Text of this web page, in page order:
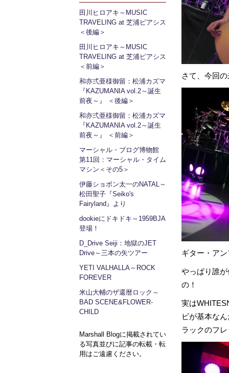
田川ヒロアキ～MUSIC
TRAVELING at 芝浦ピアシス
＜後編＞
田川ヒロアキ～MUSIC
TRAVELING at 芝浦ピアシス
＜前編＞
和亦弍亜様御留：松浦カズマ
『KAZUMANIA vol.2～誕生
前夜～』 ＜後編＞
和亦弍亜様御留：松浦カズマ
『KAZUMANIA vol.2～誕生
前夜～』 ＜前編＞
マーシャル・ブログ博物館
第11回：マーシャル・タイム
マシン＜その5＞
伊藤ショボン太一のNATAL～
松田聖子『Seiko's
Fairyland』より
dookieにドキドキ～1959BJA
登場！
D_Drive Seiji：地獄のJET
Drive～三本の矢ツアー
YETI VALHALLA～ROCK
FOREVER
米山大輔のザ還暦ロック～
BAD SCENE&FLOWER-
CHILD
Marshall Blogに掲載されてい
る写真並びに記事の転載・転
用はご遠慮ください。
さて、今回
ギター・ア
やっぱり誰
の！
実は
ビが基本な
ラックのフ